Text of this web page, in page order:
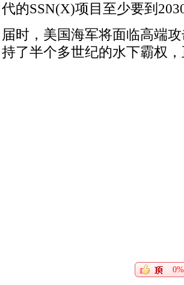
代的SSN(X)项目至少要到
届时，美国海军将面临高端
持了半个多世纪的水下霸权